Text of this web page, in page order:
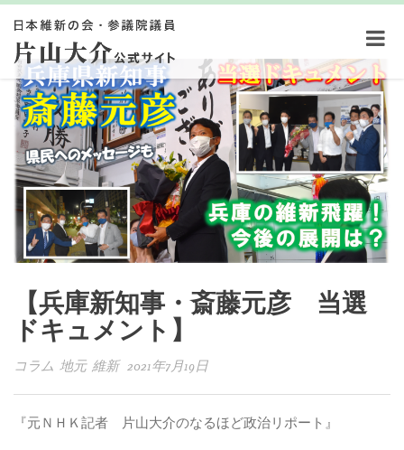
【兵庫新知事・斎藤元彦 当選
ドキュメント】
コラム 地元 維新 2021年7月19日
『元ＮＨＫ記者 片山大介のなるほど政治リポート』